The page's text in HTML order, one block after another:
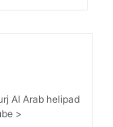
Al Arab helipad
>